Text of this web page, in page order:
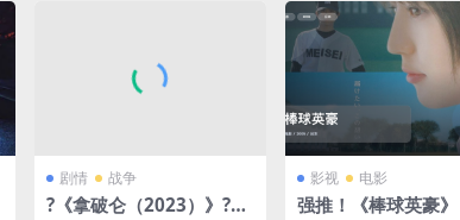
剧情 战争
?《拿破仑（2023）》?
影视 电影
强推！《棒球英豪